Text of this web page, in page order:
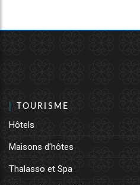
TOURISME
Hôtels
Maisons d'hôtes
Thalasso et Spa